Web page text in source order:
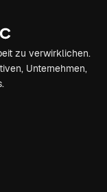
zu verwirklichen.
Unternehmen,